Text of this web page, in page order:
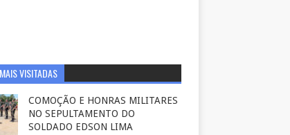
VISITADAS
COMOÇÃO E HONRAS MILITARES
NO SEPULTAMENTO DO
SOLDADO EDSON LIMA